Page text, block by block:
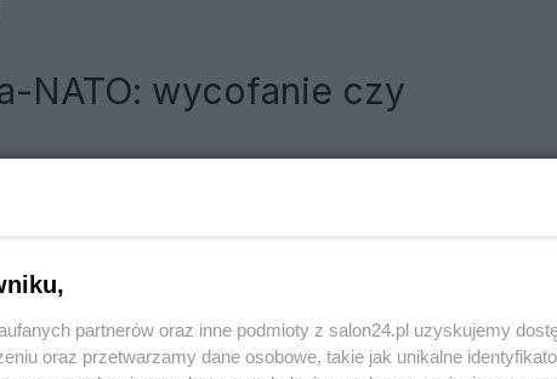
NATO: wycofanie czy
partnerów oraz inne podmioty z salon24.pl uzyskujemy
oraz przetwarzamy dane osobowe, takie jak unikalne